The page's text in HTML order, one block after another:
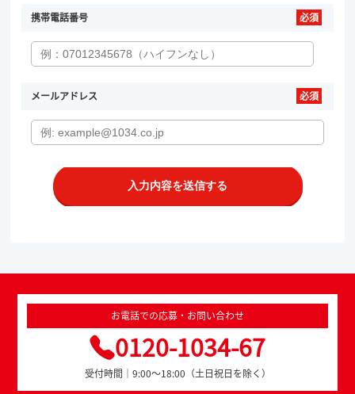
携帯電話番号
メールアドレス
お電話での応募・お問い合わせ
0120-1034-67
受付時間｜9:00～18:00（土日祝日を除く）